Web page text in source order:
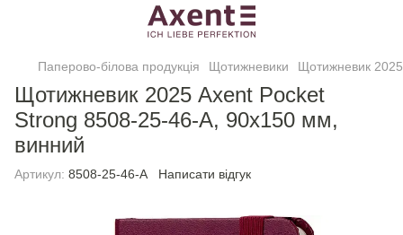
Паперово-білова продукція Щотижневики Щотижневик
Щотижневик 2025 Axent Pocket
Strong 8508-25-46-A, 90x150 мм,
винний
Артикул: 8508-25-46-A Написати відгук